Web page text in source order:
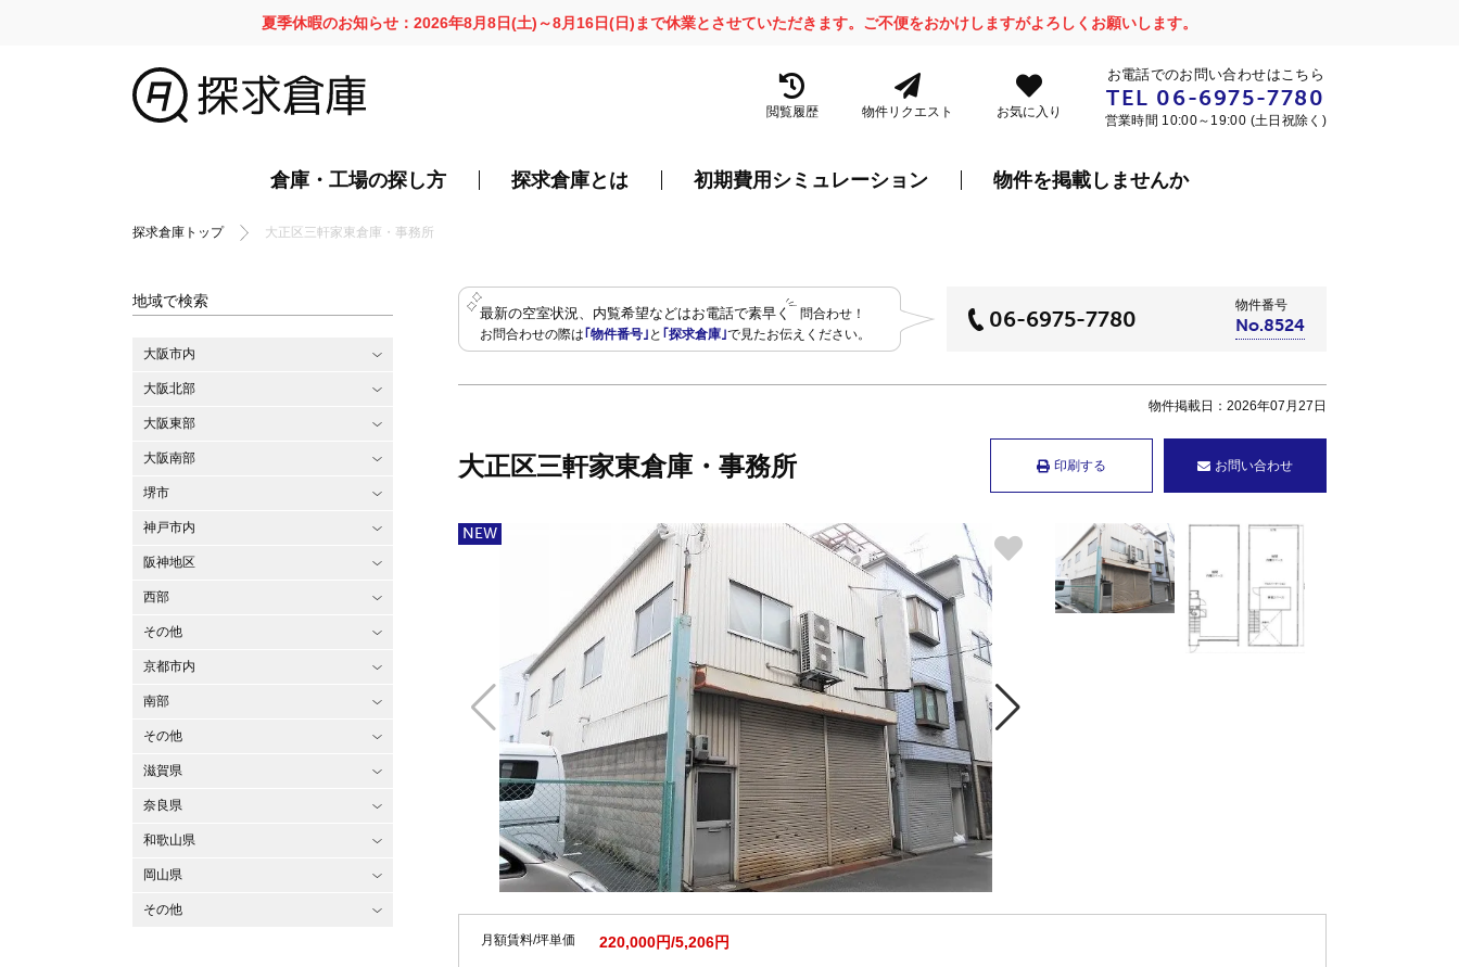
夏季休暇のお知らせ：2026年8月8日(土)～8月16日(日)まで休業とさせていただきます。ご不便をおかけしますがよろしくお願いします。
閲覧履歴 物件リクエスト お気に入り
お電話でのお問い合わせはこちら
TEL 06-6975-7780
営業時間 10:00～19:00 (土日祝除く)
倉庫・工場の探し方 探求倉庫とは 初期費用シミュレーション 物件を掲載しませんか
探求倉庫トップ 大正区三軒家東倉庫・事務所
最新の空室状況、内覧希望などはお電話で素早く
問合わせ！
お問合わせの際は｢物件番号｣ と ｢探求倉庫｣で見たお伝えください。
06-6975-7780
物件番号
No.8524
物件掲載日：2026年07月27日
印刷する お問い合わせ
大正区三軒家東倉庫・事務所
NEW
月額賃料/坪単価 220,000円/5,206円
地域で検索
大阪市内
大阪北部
大阪東部
大阪南部
堺市
神戸市内
阪神地区
西部
その他
京都市内
南部
その他
滋賀県
奈良県
和歌山県
岡山県
その他